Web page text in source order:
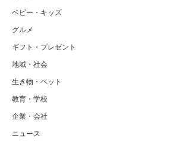
ベビー・キッズ
グルメ
ギフト・プレゼント
地域・社会
生き物・ペット
教育・学校
企業・会社
ニュース